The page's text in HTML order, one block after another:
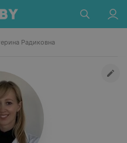
Радиковна